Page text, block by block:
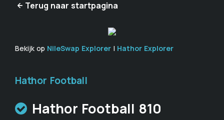
Terug naar startpagina
Bekijk op NileSwap Explorer | Hathor Explorer
Hathor Football
Hathor Football 810